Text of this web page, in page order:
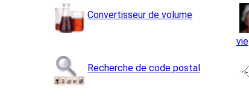
Convertisseur de volume
vie
Recherche de code postal